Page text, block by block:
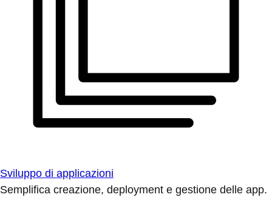
Sviluppo di applicazioni
Semplifica creazione, deployment e gestione delle app.